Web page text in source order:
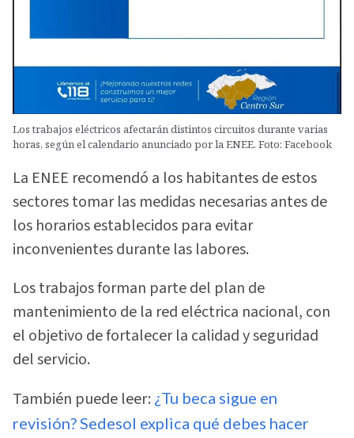
Los trabajos eléctricos afectarán distintos circuitos durante varias
horas, según el calendario anunciado por la ENEE. Foto: Facebook
La ENEE recomendó a los habitantes de estos
sectores tomar las medidas necesarias antes de
los horarios establecidos para evitar
inconvenientes durante las labores.
Los trabajos forman parte del plan de
mantenimiento de la red eléctrica nacional, con
el objetivo de fortalecer la calidad y seguridad
del servicio.
También puede leer: ¿Tu beca sigue en
revisión? Sedesol explica qué debes hacer